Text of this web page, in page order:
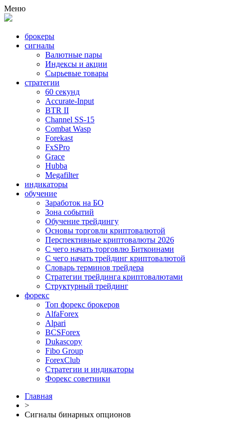
Меню
брокеры
сигналы
Валютные пары
Индексы и акции
Сырьевые товары
стратегии
60 секунд
Accurate-Input
BTR II
Channel SS-15
Combat Wasp
Forekast
FxSPro
Grace
Hubba
Megafilter
индикаторы
обучение
Заработок на БО
Зона событий
Обучение трейдингу
Основы торговли криптовалютой
Перспективные криптовалюты 2026
С чего начать торговлю Биткоинами
С чего начать трейдинг криптовалютой
Словарь терминов трейдера
Стратегии трейдинга криптовалютами
Структурный трейдинг
форекс
Топ форекс брокеров
AlfaForex
Alpari
BСSForex
Dukascopy
Fibo Group
ForexClub
Стратегии и индикаторы
Форекс советники
Главная
>
Сигналы бинарных опционов